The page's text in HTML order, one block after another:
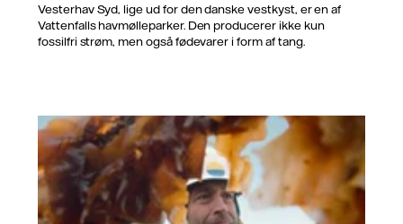
Vesterhav Syd, lige ud for den danske vestkyst, er en af
Vattenfalls havmølleparker. Den producerer ikke kun
fossilfri strøm, men også fødevarer i form af tang.